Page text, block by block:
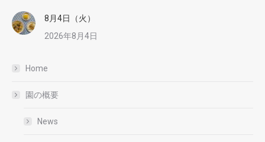
8月4日（火）
2026年8月4日
Home
園の概要
News